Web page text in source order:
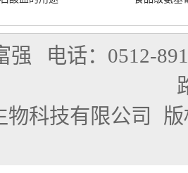
强 电话：0512-
物科技有限公司